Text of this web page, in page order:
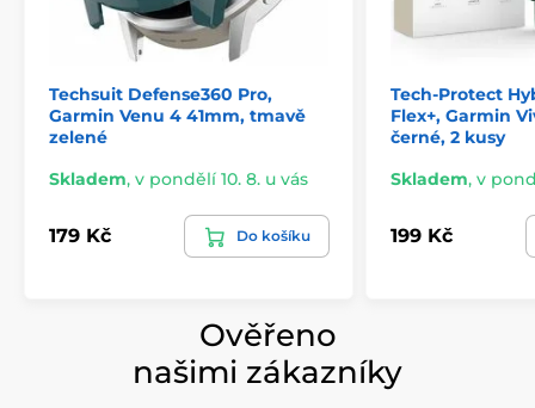
Techsuit Defense360 Pro,
Garmin Venu 4 41mm, tmavě
zelené
Skladem, v pondělí 10. 8. u vás
179 Kč Do košíku
Tech-Protect
Flex+, Garmin
černé, 2 kusy
Skladem, v
199 Kč
Ověřeno
našimi zákazníky